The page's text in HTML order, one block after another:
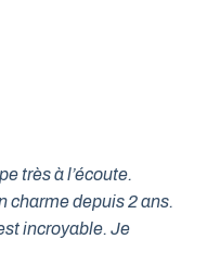
très à l’écoute.
charme depuis 2 ans.
incroyable. Je